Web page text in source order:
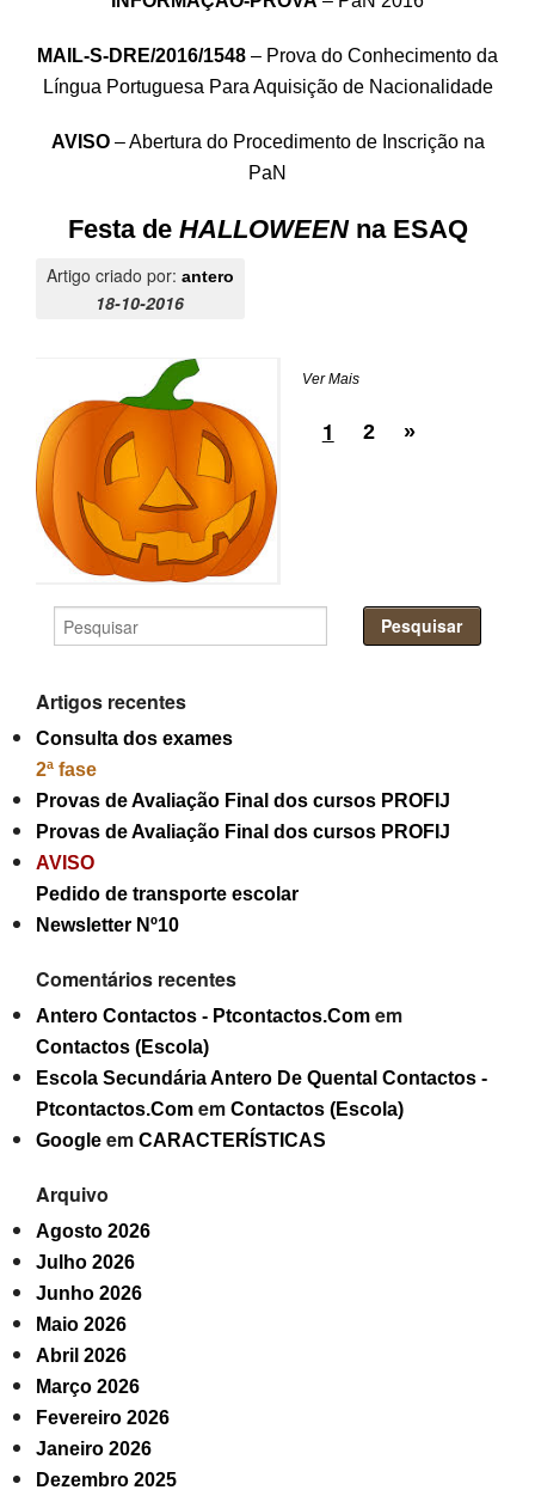
MAIL-S-DRE/2016/1548 – Prova do Conhecimento da
Língua Portuguesa Para Aquisição de Nacionalidade
AVISO– Abertura do Procedimento de Inscrição na
PaN
Festa de HALLOWEEN na ESAQ
Artigo criado por: antero
18-10-2016
Ver Mais
1 2 »
Artigos recentes
Consulta dos exames
2ª fase
Provas de Avaliação Final dos cursos PROFIJ
Provas de Avaliação Final dos cursos PROFIJ
AVISO
Pedido de transporte escolar
Newsletter Nº10
Comentários recentes
Antero Contactos - Ptcontactos.Com em
Contactos (Escola)
Escola Secundária Antero De Quental Contactos -
Ptcontactos.Com em Contactos (Escola)
Google em CARACTERÍSTICAS
Arquivo
Agosto 2026
Julho 2026
Junho 2026
Maio 2026
Abril 2026
Março 2026
Fevereiro 2026
Janeiro 2026
Dezembro 2025